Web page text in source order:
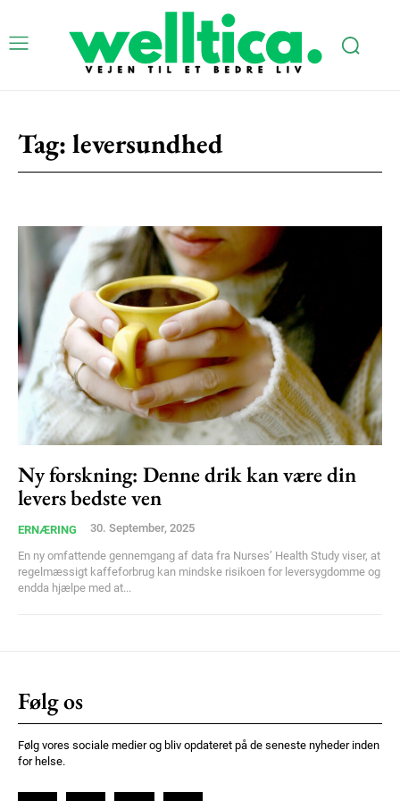
Subscription Plans
Free limited access
Gratis / forever
Etiam est nibh, lobortis sit
Praesent euismod ac
Ut mollis pellentesque tortor
Donec quis est ac felis
Orci varius natoque dolor
100DKK / year
Tag: leversundhed
Ny forskning: Denne drik kan være din
levers bedste ven
ERNÆRING 30. September, 2025
En ny omfattende gennemgang af data fra Nurses’ Health Study viser, at
regelmæssigt kaffeforbrug kan mindske risikoen for leversygdomme og
endda hjælpe med at...
Følg os
Følg vores sociale medier og bliv opdateret på de seneste nyheder inden
for helse.